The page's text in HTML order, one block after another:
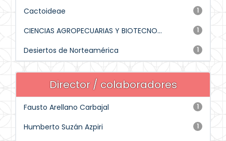
1
Cactoideae
1
CIENCIAS AGROPECUARIAS Y BIOTECNO...
1
Desiertos de Norteamérica
Director / colaboradores
1
Fausto Arellano Carbajal
1
Humberto Suzán Azpiri